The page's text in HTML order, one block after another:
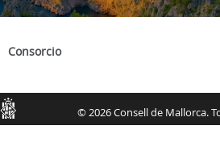
Consorcio
Consell© 2026 Consell de Mallorca.